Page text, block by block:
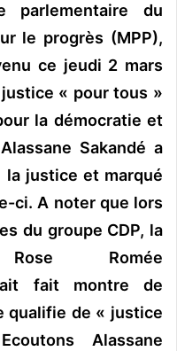
parlementaire du
le progrès (MPP),
ce jeudi 2 mars
« pour tous »
la démocratie et
Sakandé a
la justice et marqué
ci. A noter que lors
du groupe CDP, la
Romée
fait montre de
qualifie de « justice
Alassane